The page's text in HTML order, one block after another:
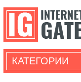
КАТЕГОРИИ